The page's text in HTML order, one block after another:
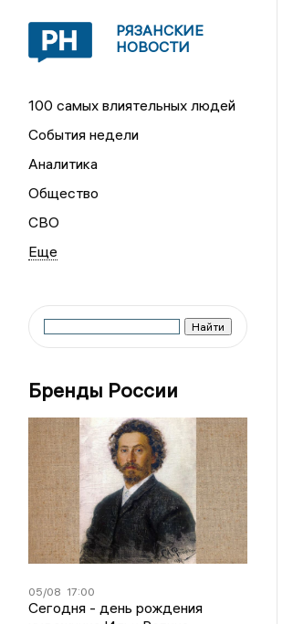
РЯЗАНСКИЕ
НОВОСТИ
100 самых влиятельных людей
События недели
Аналитика
Общество
СВО
Бренды России
05/08 17:00
Сегодня - день рождения